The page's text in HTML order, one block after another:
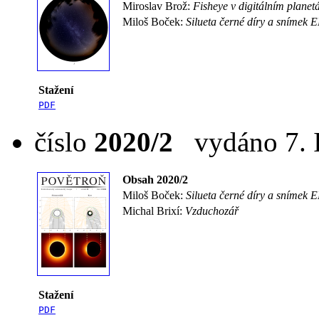
Stažení
PDF
Miroslav Brož: Fisheye v digitálním
Miloš Boček: Silueta černé díry a snímek
číslo 2020/2 vydáno 7.
Stažení
PDF
Obsah 2020/2
Miloš Boček: Silueta černé díry a snímek
Michal Brixí: Vzduchozář